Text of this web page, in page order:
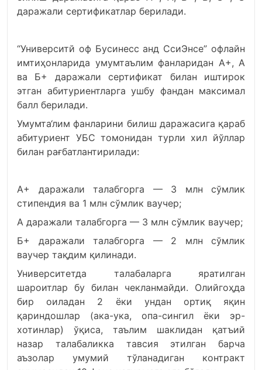
даражали сертификатлар берилади.
“Университй оф Бусинесс анд СcиЭнcе” офлайн
имтиҳонларида умумтаълим фанларидан А+, А
ва Б+ даражали сертификат билан иштирок
этган абитуриентларга ушбу фандан максимал
балл берилади.
Умумта‘лим фанларини билиш даражасига қараб
абитуриент УБС томонидан турли хил йўллар
билан рағбатлантирилади:
A+ даражали талабгорга — 3 млн сўмлик
стипендия ва 1 млн сўмлик ваучер;
А даражали талабгорга — 3 млн сўмлик ваучер;
Б+ даражали талабгорга — 2 млн сўмлик
ваучер тақдим қилинади.
Университетда талабаларга яратилган
шароитлар бу билан чекланмайди. Олийгоҳда
бир оиладан 2 ёки ундан ортиқ яқин
қариндошлар (ака-ука, опа-сингил ёки эр-
хотинлар) ўқиса, таълим шаклидан қатъий
назар талабаликка тавсия этилган барча
аъзолар умумий тўланадиган контракт